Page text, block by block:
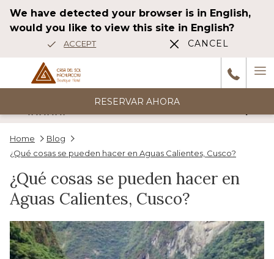
Cosas que Hacer en Aguas Calientes Cusco
We have detected your browser is in English,
would you like to view this site in English?
ACCEPT CANCEL
RESERVAR AHORA
Anterior
Wonderful stay The hotel is beautiful, elegant, and decorated very
room with terrace, jacuzzi, and river view !!Spectacular! The…
HAH_2014df
Home
Blog
¿Qué cosas se pueden hacer en Aguas Calientes, Cusco?
¿Qué cosas se pueden hacer en
Aguas Calientes, Cusco?